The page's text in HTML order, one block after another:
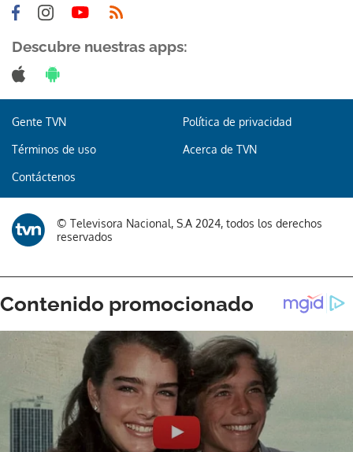
Descubre nuestras apps:
Gente TVN Política de privacidad
Términos de uso Acerca de TVN
Contáctenos
© Televisora Nacional, S.A 2024, todos los derechos
reservados